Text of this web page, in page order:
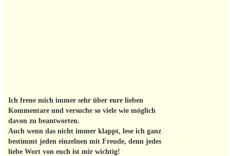
Ich freue mich immer sehr über eure lieben
Kommentare und versuche so viele wie möglich
davon zu beantworten.
Auch wenn das nicht immer klappt, lese ich ganz
bestimmt jeden einzelnen mit Freude, denn jedes
liebe Wort von euch ist mir wichtig!